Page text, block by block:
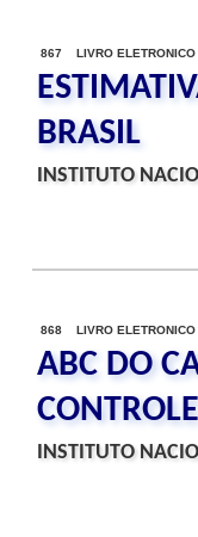
867 LIVRO ELETRONICO
BRASIL
INSTITUTO
868 LIVRO ELETRONICO
ABC DO
INSTITUTO